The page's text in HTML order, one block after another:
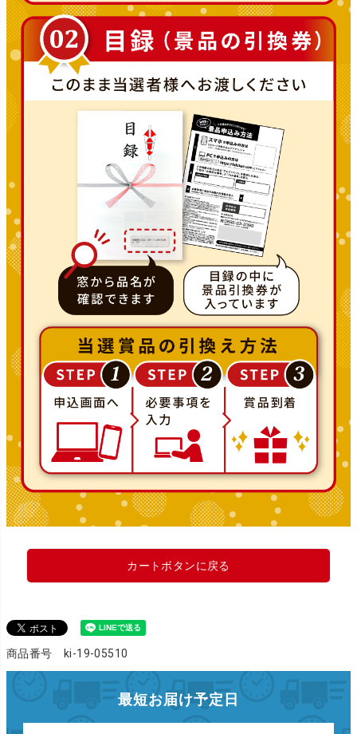
カートボタンに戻る
商品番号 ki-19-05510
最短お届け予定日